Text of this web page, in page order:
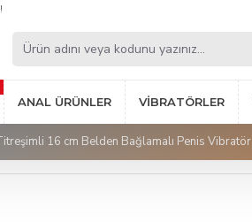
ANAL ÜRÜNLER VIBRATÖRLER
16 cm Belden Bağlamalı Penis Vibratör